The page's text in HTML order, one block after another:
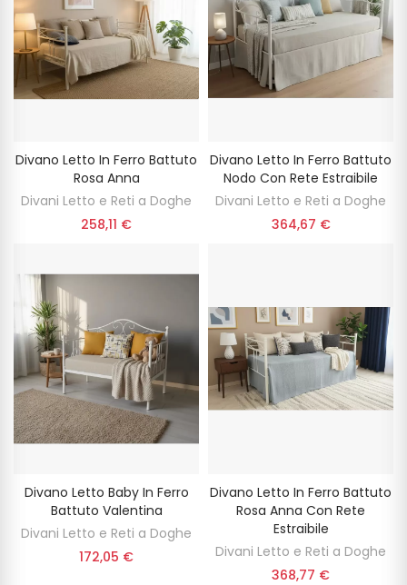
Divano Letto In Ferro Battuto
Rosa Anna
Divani Letto e Reti a Doghe
258,11 €
Divano Letto In Ferro Battuto
Nodo Con Rete Estraibile
Divani Letto e Reti a Doghe
364,67 €
Divano Letto Baby In Ferro
Battuto Valentina
Divani Letto e Reti a Doghe
172,05 €
Divano Letto In Ferro Battuto
Rosa Anna Con Rete
Estraibile
Divani Letto e Reti a Doghe
368,77 €